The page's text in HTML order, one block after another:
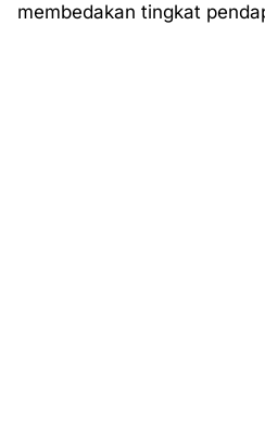
membedakan tingkat